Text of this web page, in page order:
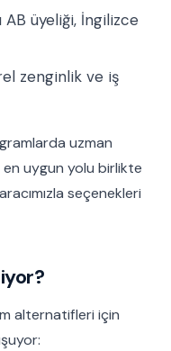
üyeliği, İngilizce
zenginlik ve iş
uzman
en uygun yolu birlikte
aracımızla seçenekleri
alternatifleri için